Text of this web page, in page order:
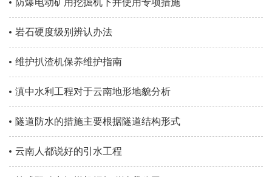
防爆电动矿用挖掘机下井使用专项措施
岩石硬度级别辨认办法
维护扒渣机保养维护指南
滇中水利工程对于云南地形地貌分析
隧道防水的措施主要根据隧道结构形式
云南人都说好的引水工程